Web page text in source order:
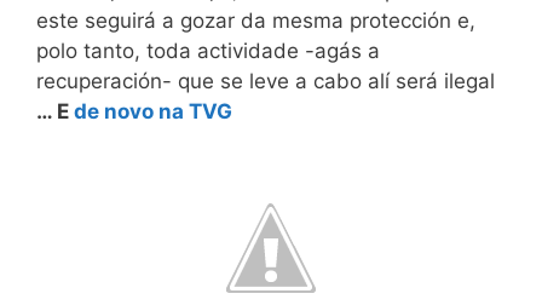
este seguirá a gozar da mesma protección e,
polo tanto, toda actividade -agás a
recuperación- que se leve a cabo alí será ilegal
… E de novo na TVG